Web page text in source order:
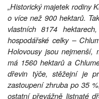
„Historický majetek rodiny
o více než 900 hektarů.
vlastních 8174
hospodářské celky –
Holovousy jsou nejmenší,
má 1560 hektarů a
dřevin týče, stěžejní je
zastoupení zhruba po 35
ostatní převážně listnaté